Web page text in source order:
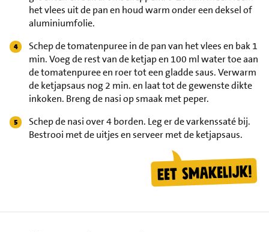
het vlees uit de pan en houd warm onder een deksel of
aluminiumfolie.
Schep de tomatenpuree in de pan van het vlees en bak 1
min. Voeg de rest van de ketjap en 100 ml water toe aan
de tomatenpuree en roer tot een gladde saus. Verwarm
de ketjapsaus nog 2 min. en laat tot de gewenste dikte
inkoken. Breng de nasi op smaak met peper.
Schep de nasi over 4 borden. Leg er de varkenssaté bij.
Bestrooi met de uitjes en serveer met de ketjapsaus.